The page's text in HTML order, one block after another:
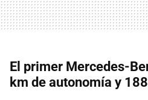
El primer Mercedes-
km de autonomía y